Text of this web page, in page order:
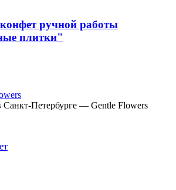
ручной работы
плитки"
Санкт-Петербурге — Gentle Flowers